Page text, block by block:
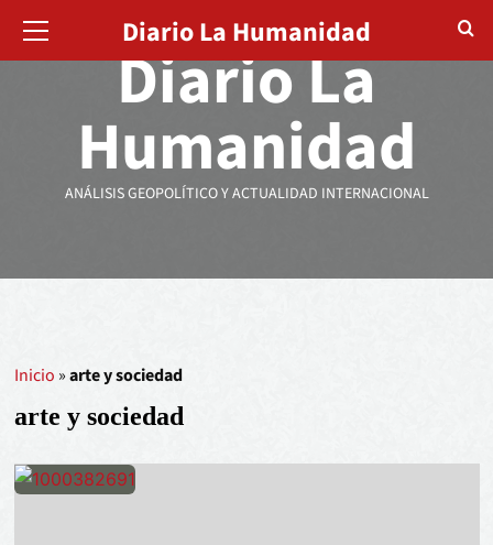
Diario La
Humanidad
ANÁLISIS GEOPOLÍTICO Y ACTUALIDAD INTERNACIONAL
Diario La Humanidad
Inicio »arte y sociedad
arte y sociedad